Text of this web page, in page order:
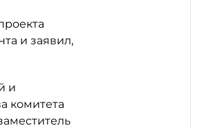
и заявил,
и
комитета